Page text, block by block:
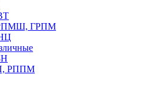
ГРПМ
РППМ